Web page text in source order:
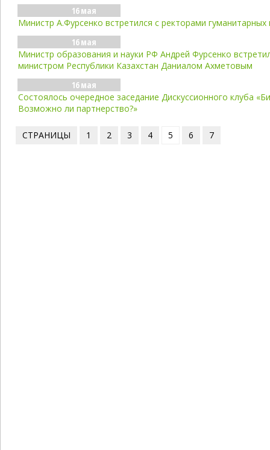
16 мая
Министр А.Фурсенко встретился с ректорами гуманитарных
16 мая
Министр образования и науки РФ Андрей Фурсенко
министром Республики Казахстан Даниалом Ахметовым
16 мая
Cостоялось очередное заседание Дискуссионного клуба
Возможно ли партнерство?»
СТРАНИЦЫ 1 2 3 4 5 6 7